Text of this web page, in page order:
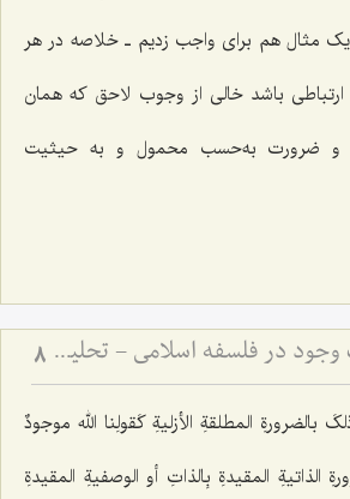
مثال هم برای واجب زدیم ـ خلاصه در هر
ارتباطی باشد خالی از وجوب لاحق که همان
ضرورت به‌حسب محمول و به حیثیت
ماهیت و ضرورت وجود در فلسفه اسلامی - تحلیل تساوی ماهیت نسبت به وجود و عدم در فلسفه 8
بالضرورةِ المطلقةِ الأزلیةِ کَقولِنا الله موجودٌ
الذاتیةِ المقیدةِ بِالذاتِ أو الوصفیةِ المقیدةِ